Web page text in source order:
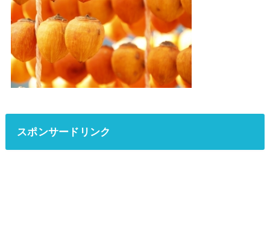
スポンサードリンク